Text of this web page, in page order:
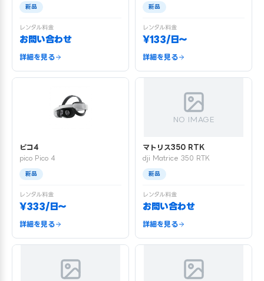
新品
レンタル料金
お問い合わせ
詳細を見る
新品
レンタル料金
¥133/日〜
詳細を見る
ピコ4
pico Pico 4
新品
レンタル料金
¥333/日〜
詳細を見る
NO IMAGE
マトリス350 RTK
dji Matrice 350 RTK
新品
レンタル料金
お問い合わせ
詳細を見る